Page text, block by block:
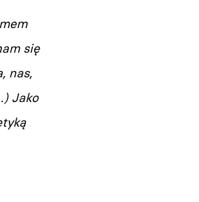
się
nas,
Jako